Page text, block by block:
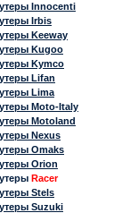
Innocenti
Irbis
Keeway
Kugoo
Kymco
Lifan
Lima
Moto-Italy
Motoland
Nexus
Omaks
Orion
Racer
Stels
Suzuki